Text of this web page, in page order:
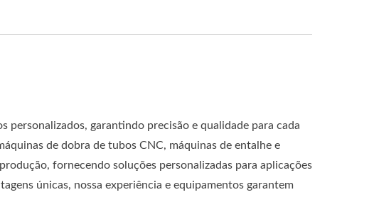
personalizados, garantindo precisão e qualidade para cada
de dobra de tubos CNC, máquinas de entalhe e
fornecendo soluções personalizadas para aplicações
únicas, nossa experiência e equipamentos garantem